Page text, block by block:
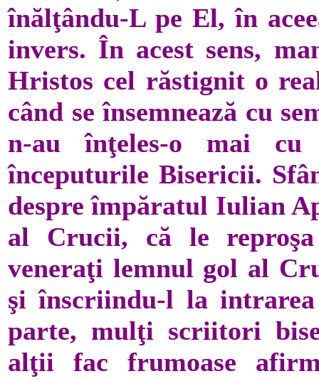
înălţându-L pe El, în
invers. În acest sens,
Hristos cel răstignit o
când se însemnează cu
n-au înţeles-o mai
începuturile Bisericii.
despre împăratul Iulian
al Cru­cii, că le
veneraţi lemnul gol al
şi înscriindu-l la intrarea
parte, mulţi scriitori
alţii fac frumoase